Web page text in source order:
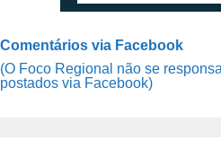
Comentários via Facebook
(O Foco Regional não se
postados via Facebook)